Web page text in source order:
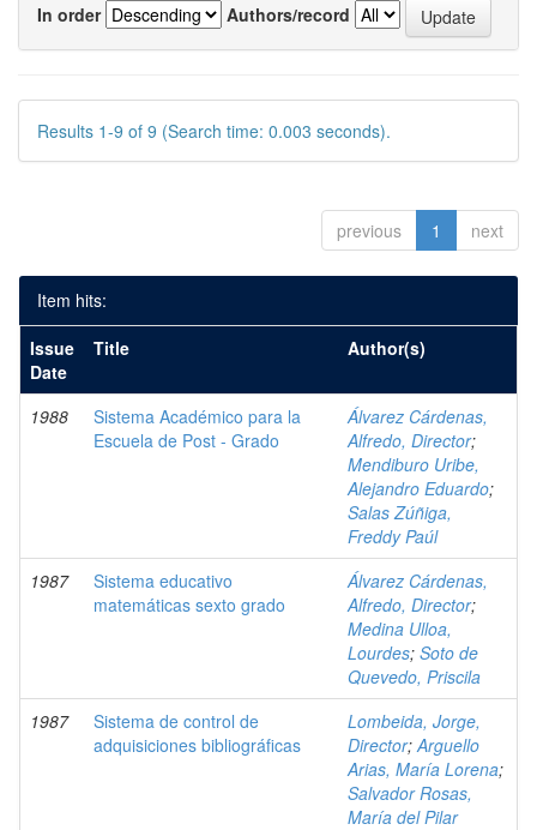
In order
Authors/record
Results 1-9 of 9 (Search time: 0.003 seconds).
previous 1 next
Item hits:
Issue
Date
Title Author(s)
1988
Sistema Académico para la
Escuela de Post - Grado
Álvarez Cárdenas,
Alfredo, Director;
Mendiburo Uribe,
Alejandro Eduardo;
Salas Zúñiga,
Freddy Paúl
1987
Sistema educativo
matemáticas sexto grado
Álvarez Cárdenas,
Alfredo, Director;
Medina Ulloa,
Lourdes; Soto de
Quevedo, Priscila
1987
Sistema de control de
adquisiciones bibliográficas
Lombeida, Jorge,
Director;Arguello
Arias, María Lorena;
Salvador Rosas,
María del Pilar